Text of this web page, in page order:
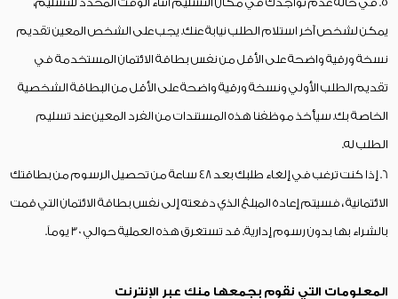
يمكن لشخص آخر استلام الطلب نيابة عنك. يجب على الشخص المعين تقديم
نسخة ورقية واضحة على الأقل من نفس بطاقة الائتمان المستخدمة في
تقديم الطلب الأولي ونسخة ورقية واضحة على الأقل من البطاقة الشخصية
الخاصة بك. سيأخذ موظفنا هذه المستندات من الفرد المعين عند تسليم
الطلب له.
6. إذا كنت ترغب في إلغاء طلبك بعد 48 ساعة من تحصيل الرسوم من بطاقتك
الائتمانية ، فسيتم إعادة المبلغ الذي دفعته إلى نفس بطاقة الائتمان التي قمت
بالشراء بها بدون رسوم إدارية. قد تستغرق هذه العملية حوالي 30 يوماً.
المعلومات التي نقوم بجمعها منك عبر الإنترنت